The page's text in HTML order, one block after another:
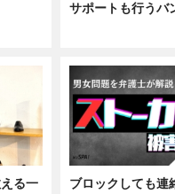
サポートも行う
る一
ブロックしても連